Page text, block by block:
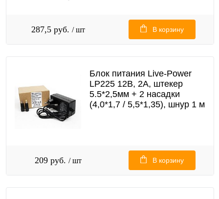
287,5 руб. / шт В корзину
Блок питания Live-Power
LP225 12В, 2A, штекер
5.5*2,5мм + 2 насадки
(4,0*1,7 / 5,5*1,35), шнур 1 м
209 руб. / шт В корзину